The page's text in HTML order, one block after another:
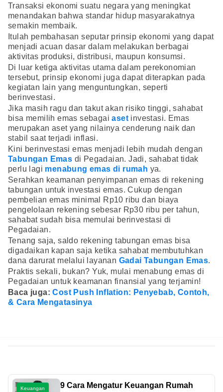
Transaksi ekonomi suatu negara yang meningkat
menandakan bahwa standar hidup masyarakatnya
semakin membaik.
Itulah pembahasan seputar prinsip ekonomi yang dapat
menjadi acuan dasar dalam melakukan berbagai
aktivitas produksi, distribusi, maupun konsumsi.
Di luar ketiga aktivitas utama dalam perekonomian
tersebut, prinsip ekonomi juga dapat diterapkan pada
kegiatan lain yang menguntungkan, seperti
berinvestasi.
Jika masih ragu dan takut akan risiko tinggi, sahabat
bisa memilih emas sebagaiaset investasi. Emas
merupakan aset yang nilainya cenderung naik dan
stabil saat terjadi inflasi.
Kini berinvestasi emas menjadi lebih mudah dengan
Tabungan Emas di Pegadaian. Jadi, sahabat tidak
perlu lagi menabung emas di rumah ya.
Serahkan keamanan penyimpanan emas di rekening
tabungan untuk investasi emas. Cukup dengan
pembelian emas minimal Rp10 ribu dan biaya
pengelolaan rekening sebesar Rp30 ribu per tahun,
sahabat sudah bisa memulai berinvestasi di
Pegadaian.
Tenang saja, saldo rekening tabungan emas bisa
digadaikan kapan saja ketika sahabat membutuhkan
dana darurat melalui layanan Gadai Tabungan Emas.
Praktis sekali, bukan? Yuk, mulai menabung emas di
Pegadaian untuk keamanan finansial yang terjamin!
Baca juga:Cost Push Inflation: Penyebab, Contoh,
& Cara Mengatasinya
Keuangan
9 Cara Mengatur Keuangan Rumah